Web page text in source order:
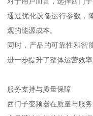
通过优化设备运行参数，
观的能源成本。
同时，产品的可靠性和智
进一步提升了整体运营效率
服务支持与质量保障
西门子变频器在质量与服务